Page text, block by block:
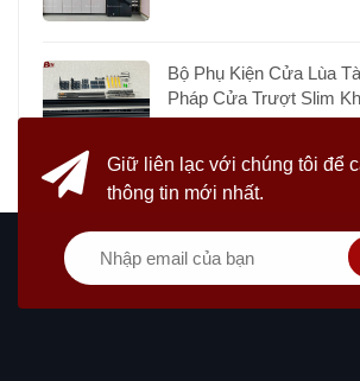
Bộ Phụ Kiện Cửa Lùa
Pháp Cửa Trượt Slim
Giữ liên lạc với chúng tôi để
thông tin mới nhất.